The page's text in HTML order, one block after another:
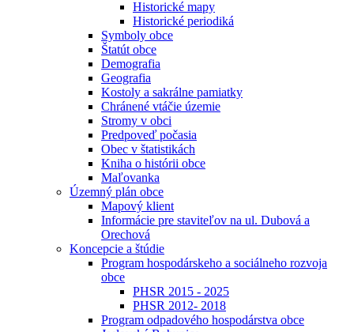
Historické mapy
Historické periodiká
Symboly obce
Štatút obce
Demografia
Geografia
Kostoly a sakrálne pamiatky
Chránené vtáčie územie
Stromy v obci
Predpoveď počasia
Obec v štatistikách
Kniha o histórii obce
Maľovanka
Územný plán obce
Mapový klient
Informácie pre staviteľov na ul. Dubová a
Orechová
Koncepcie a štúdie
Program hospodárskeho a sociálneho rozvoja
obce
PHSR 2015 - 2025
PHSR 2012- 2018
Program odpadového hospodárstva obce